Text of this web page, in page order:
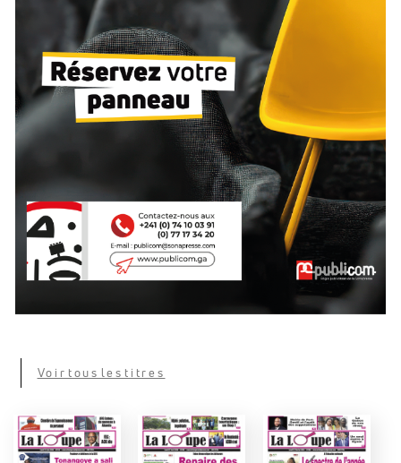
Voir tous les titres